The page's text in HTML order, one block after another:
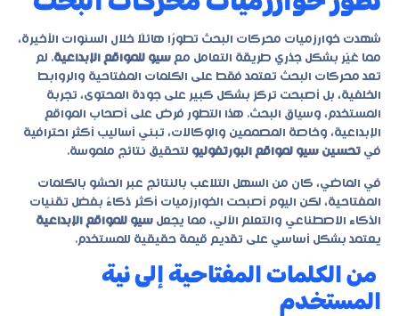
شهدت خوارزميات محركات البحث تطورًا هائلًا خلال السنوات الأخيرة،
مما غيّر بشكل جذري طريقة التعامل مع سيو للمواقع الإبداعية. لم
تعد محركات البحث تعتمد فقط على الكلمات المفتاحية والروابط
الخلفية، بل أصبحت تركز بشكل كبير على جودة المحتوى، تجربة
المستخدم، وسياق البحث. هذا التطور فرض على أصحاب المواقع
الإبداعية، وخاصة المصممين والوكالات، تبني أساليب أكثر احترافية
في تحسين سيو لمواقع البورتفوليو لتحقيق نتائج ملموسة.
في الماضي، كان من السهل التلاعب بالنتائج عبر الحشو بالكلمات
المفتاحية، لكن اليوم أصبحت الخوارزميات أكثر ذكاءً بفضل تقنيات
الذكاء الاصطناعي والتعلم الآلي، مما يجعل سيو للمواقع الإبداعية
يعتمد بشكل أساسي على تقديم قيمة حقيقية للمستخدم.
من الكلمات المفتاحية إلى نية
المستخدم